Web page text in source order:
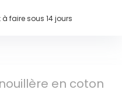
à faire sous 14 jours
en coton